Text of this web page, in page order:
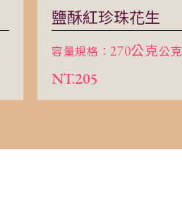
鹽酥紅珍珠花生
容量規格： 270公克公克
NT.205